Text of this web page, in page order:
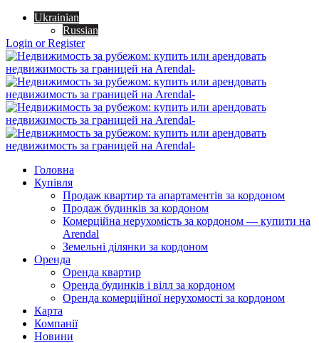
Ukrainian
Russian
Login or Register
Головна
Купівля
Продаж квартир та апартаментів за кордоном
Продаж будинків за кордоном
Комерційна нерухомість за кордоном — купити на
Arendal
Земельні ділянки за кордоном
Оренда
Оренда квартир
Оренда будинків і вілл за кордоном
Оренда комерційної нерухомості за кордоном
Карта
Компанії
Новини